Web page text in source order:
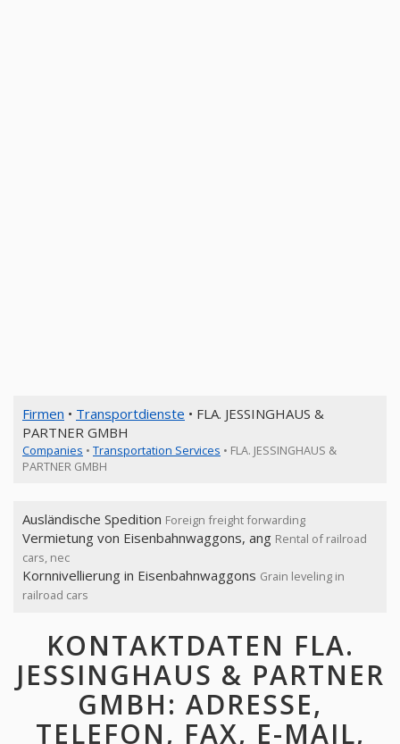
Firmen • Transportdienste • FLA. JESSINGHAUS &
PARTNER GMBH
Companies • Transportation Services • FLA. JESSINGHAUS &
PARTNER GMBH
Ausländische Spedition Foreign freight forwarding
Vermietung von Eisenbahnwaggons, ang Rental of railroad
cars, nec
Kornnivellierung in Eisenbahnwaggons Grain leveling in
railroad cars
KONTAKTDATEN FLA.
JESSINGHAUS & PARTNER
GMBH: ADRESSE,
TELEFON, FAX, E-MAIL,